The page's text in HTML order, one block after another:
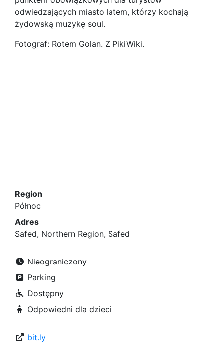
odwiedzających miasto latem, którzy kochają
żydowską muzykę soul.
Fotograf: Rotem Golan. Z PikiWiki.
Region
Północ
Adres
Safed, Northern Region, Safed
Nieograniczony
Parking
Dostępny
Odpowiedni dla dzieci
bit.ly